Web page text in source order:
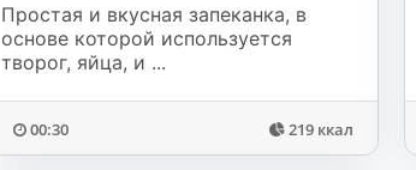
Простая и вкусная запеканка, в
основе которой используется
творог, яйца, и ...
00:30 219 ккал